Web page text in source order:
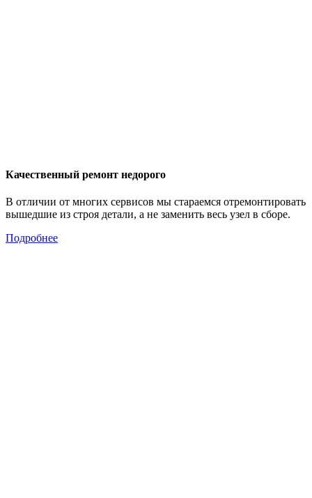
Качественный ремонт недорого
В отличии от многих сервисов мы стараемся отремонтировать
вышедшие из строя детали, а не заменить весь узел в сборе.
Подробнее